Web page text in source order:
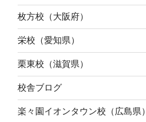
枚方校（大阪府）
栄校（愛知県）
栗東校（滋賀県）
校舎ブログ
楽々園イオンタウン校（広島県）